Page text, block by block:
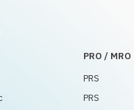
PRO / MRO
PRS
PRS